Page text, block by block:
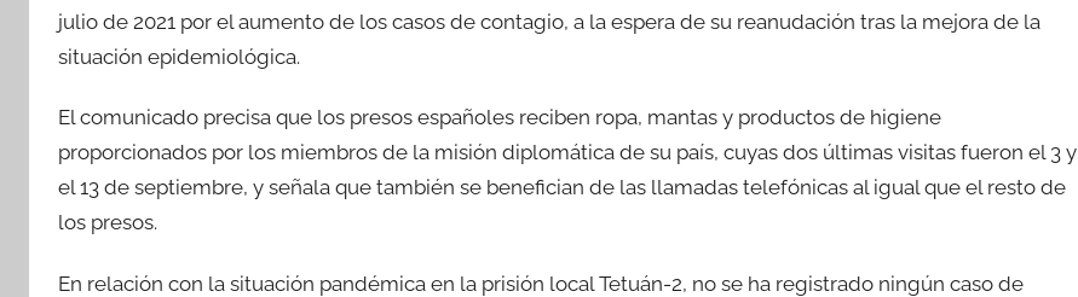
julio de 2021 por el aumento de los casos de contagio, a la espera de su reanudación tras la mejora de la
situación epidemiológica.
El comunicado precisa que los presos españoles reciben ropa, mantas y productos de higiene
proporcionados por los miembros de la misión diplomática de su país, cuyas dos últimas visitas fueron el 3 y
el 13 de septiembre, y señala que también se benefician de las llamadas telefónicas al igual que el resto de
los presos.
En relación con la situación pandémica en la prisión local Tetuán-2, no se ha registrado ningún caso de